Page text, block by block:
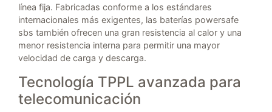
línea fija. Fabricadas conforme a los estándares
internacionales más exigentes, las baterías powersafe
sbs también ofrecen una gran resistencia al calor y una
menor resistencia interna para permitir una mayor
velocidad de carga y descarga.
Tecnología TPPL avanzada para
telecomunicación